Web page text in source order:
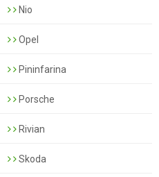
Nio
Opel
Pininfarina
Porsche
Rivian
Skoda